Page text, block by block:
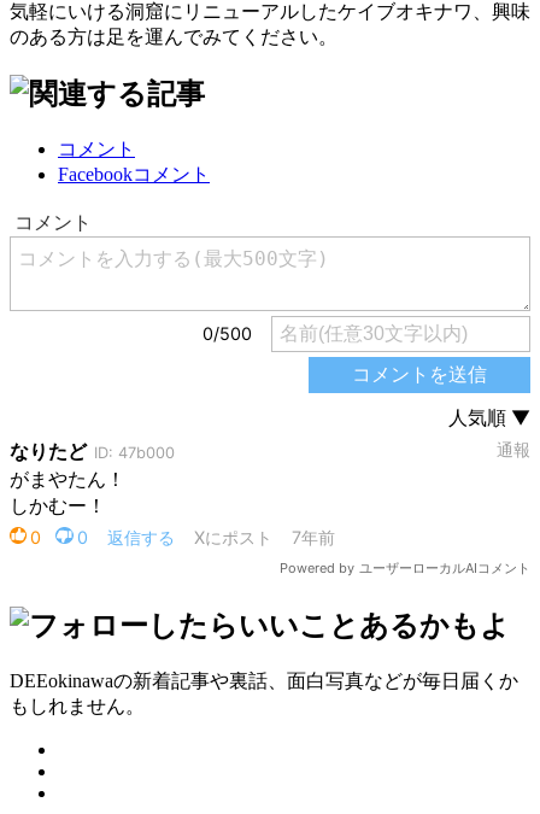
気軽にいける洞窟にリニューアルしたケイブオキナワ、興味
のある方は足を運んでみてください。
コメント
Facebookコメント
DEEokinawaの新着記事や裏話、面白写真などが毎日届くか
もしれません。